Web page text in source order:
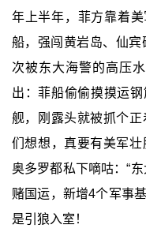
年上半年，菲方靠着
船，强闯黄岩岛、仙
次被东大海警的高压
出：菲船偷偷摸摸运
舰，刚露头就被抓个
们想想，真要有美军
奥多罗都私下嘀咕：“
赌国运，新增4个军事
是引狼入室！